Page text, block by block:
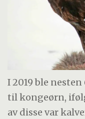
I 2019 ble
til kongeørn,
av disse var